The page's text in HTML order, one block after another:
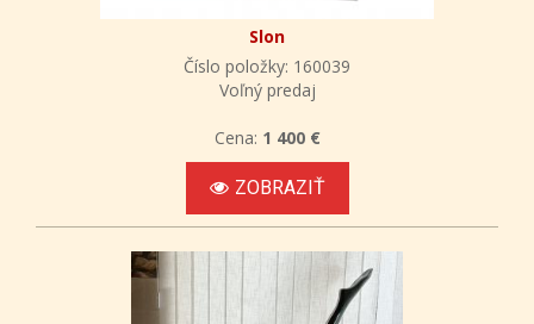
Slon
Číslo položky: 160039
Voľný predaj
Cena: 1 400 €
ZOBRAZIŤ